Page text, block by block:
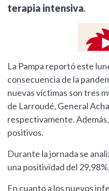
terapia intensiva.
La Pampa reportó este
consecuencia de la
nuevas víctimas son tres
de Larroudé, General
respectivamente.
positivos.
Durante la jornada se
una positividad del 29,98%.
En cuanto a los nuevos